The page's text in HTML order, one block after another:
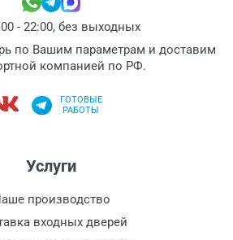
- 22:00, без выходных
по Вашим параметрам и доставим
компанией по РФ.
ГОТОВЫЕ
РАБОТЫ
Услуги
производство
входных дверей